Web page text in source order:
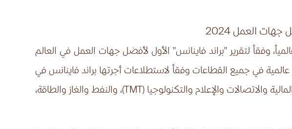
العمل 2024
وفقاً لتقرير "براند فاينانس" الأول لأفضل جهات العمل في العالم
مجموعة "إي آند" في المركز السادس عشر بين أفضل 20 جهة عمل عالمية في جميع القطاعات وفقاً لاستطلاعات أجرتها براند فاينانس في
والاتصالات والإعلام والتكنولوجيا ( TMT )، والنفط والغاز والطاقة،